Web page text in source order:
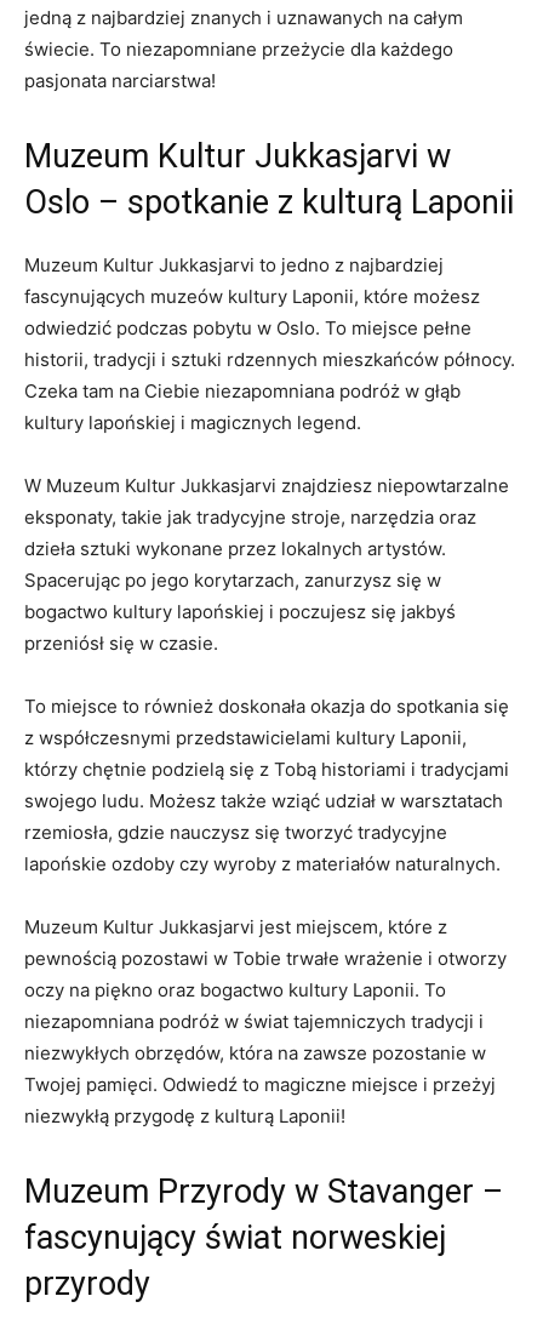
⁢jedną ​z ‍najbardziej znanych i uznawanych na całym
świecie. To niezapomniane przeżycie dla każdego
pasjonata‌ narciarstwa!
Muzeum ⁢Kultur Jukkasjarvi​ w
Oslo – spotkanie z kulturą ​Laponii
Muzeum⁤ Kultur Jukkasjarvi ⁢to jedno z najbardziej‌
fascynujących muzeów ‌kultury Laponii, które możesz⁣
odwiedzić podczas pobytu w Oslo. To miejsce ⁤pełne
historii, tradycji ⁣i sztuki ⁢rdzennych mieszkańców północy.
Czeka ⁢tam na Ciebie niezapomniana⁢ podróż w głąb
‌kultury ⁣lapońskiej i magicznych ‌legend.
W Muzeum Kultur Jukkasjarvi znajdziesz niepowtarzalne
eksponaty, takie⁢ jak ​tradycyjne stroje,‍ narzędzia ‌oraz
⁢dzieła​ sztuki wykonane‍ przez lokalnych artystów.
Spacerując ​po jego ⁣korytarzach, ⁤zanurzysz‌ się‍ w
bogactwo kultury ​lapońskiej i poczujesz się jakbyś
⁢przeniósł się w‍ czasie.
To miejsce to również doskonała okazja do spotkania się
z współczesnymi przedstawicielami kultury ⁢Laponii,
którzy chętnie ​podzielą się z ‍Tobą⁣ historiami ⁣i⁢ tradycjami
swojego ludu. Możesz także wziąć udział w ‍warsztatach
rzemiosła, gdzie ‌nauczysz się tworzyć ‍tradycyjne
‌lapońskie ozdoby czy wyroby z materiałów⁤ naturalnych.
Muzeum Kultur Jukkasjarvi⁢ jest miejscem, ‍które z
pewnością pozostawi ⁤w Tobie trwałe ‌wrażenie i otworzy
oczy na piękno oraz bogactwo kultury Laponii. To
niezapomniana​ podróż w świat​ tajemniczych⁣ tradycji ⁢i
niezwykłych‍ obrzędów, która na zawsze ⁣pozostanie​ w
Twojej pamięci. Odwiedź ‍to​ magiczne ​miejsce i przeżyj
niezwykłą ​przygodę z‍ kulturą Laponii!
Muzeum Przyrody w Stavanger –
fascynujący świat ‌norweskiej
przyrody